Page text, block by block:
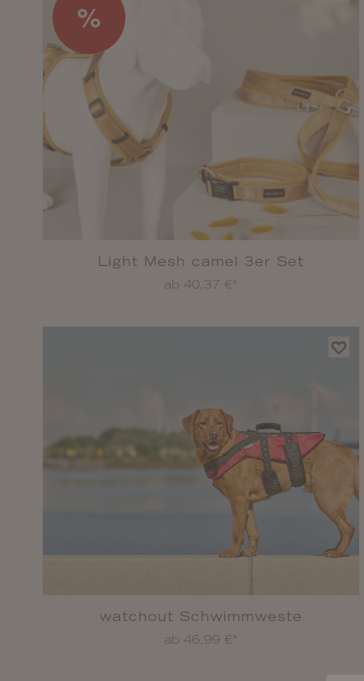
%
Light Mesh camel 3er Set
ab40,37 €*
watchout Schwimmweste
ab 46,99 €*